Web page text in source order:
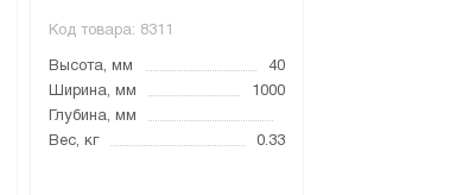
Код товара: 8311
Высота, мм
40
Ширина, мм
1000
Глубина, мм
Вес, кг
0.33